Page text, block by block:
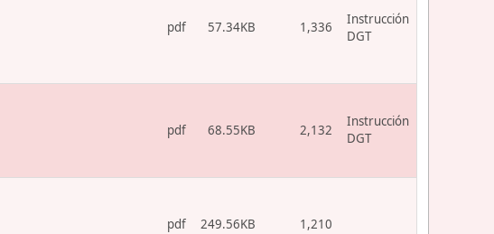
pdf 57.34KB 1,336
Instrucción
DGT
pdf 68.55KB 2,132
Instrucción
DGT
pdf 249.56KB 1,210